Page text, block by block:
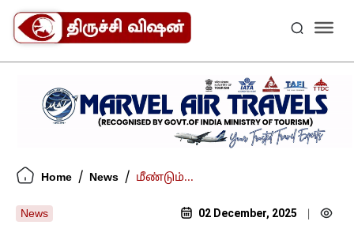
Home / News / மீண்டும்...
News 02 December, 2025